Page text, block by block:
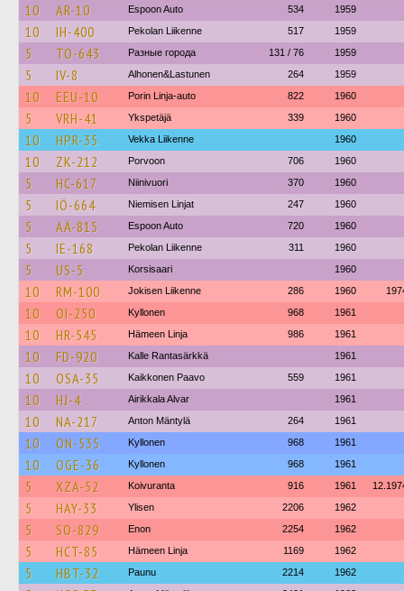
10 AR-10 Espoon Auto 534 1959
10 IH-400 Pekolan Liikenne 517 1959
5 TO-643 Разные города 131 / 76 1959
5 IV-8 Alhonen&Lastunen 264 1959
10 EEU-10 Porin Linja-auto 822 1960
5 VRH-41 Ykspetäjä 339 1960
10 HPR-35 Vekka Liikenne 1960
10 ZK-212 Porvoon 706 1960
5 HC-617 Niinivuori 370 1960
5 IÖ-664 Niemisen Linjat 247 1960
5 AÄ-815 Espoon Auto 720 1960
5 IE-168 Pekolan Liikenne 311 1960
5 US-5 Korsisaari 1960
10 RM-100 Jokisen Liikenne 286 1960
10 OI-250 Kyllonen 968 1961
10 HR-545 Hämeen Linja 986 1961
10 FD-920 Kalle Rantasärkkä 1961
10 OSA-35 Kaikkonen Paavo 559 1961
10 HJ-4 Airikkala Alvar 1961
10 NA-217 Anton Mäntylä 264 1961
10 ON-535 Kyllonen 968 1961
10 OGE-36 Kyllonen 968 1961
5 XZA-52 Koivuranta 916 1961
5 HAY-33 Ylisen 2206 1962
5 SO-829 Enon 2254 1962
5 HCT-85 Hämeen Linja 1169 1962
5 HBT-32 Paunu 2214 1962